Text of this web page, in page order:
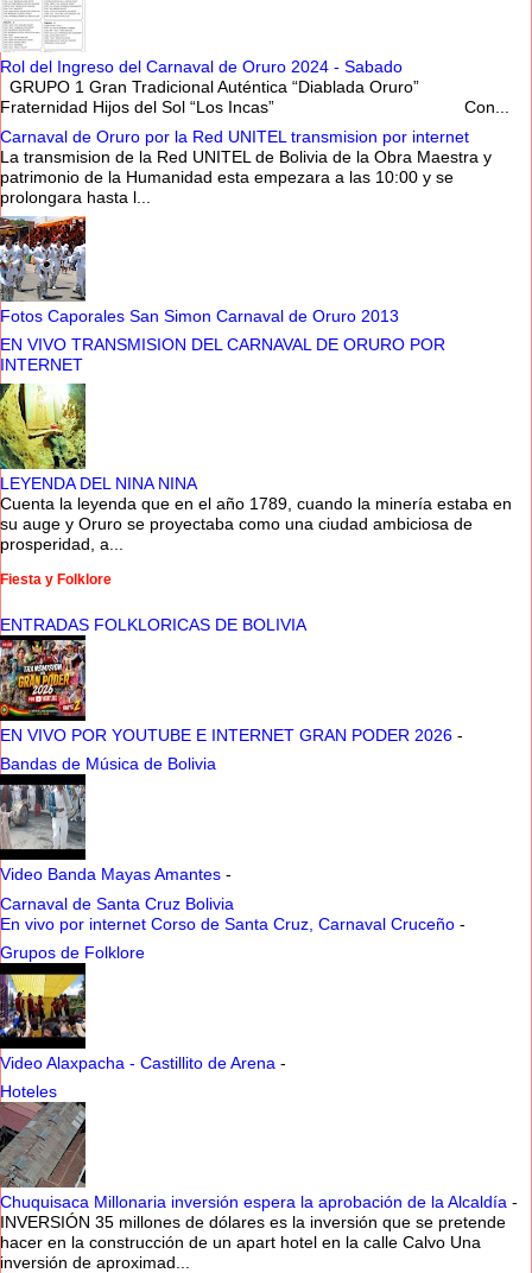
Rol del Ingreso del Carnaval de Oruro 2024 - Sabado
GRUPO 1 Gran Tradicional Auténtica “Diablada Oruro”
Fraternidad Hijos del Sol “Los Incas” Con...
Carnaval de Oruro por la Red UNITEL transmision por internet
La transmision de la Red UNITEL de Bolivia de la Obra Maestra y
patrimonio de la Humanidad esta empezara a las 10:00 y se
prolongara hasta l...
Fotos Caporales San Simon Carnaval de Oruro 2013
EN VIVO TRANSMISION DEL CARNAVAL DE ORURO POR
INTERNET
LEYENDA DEL NINA NINA
Cuenta la leyenda que en el año 1789, cuando la minería estaba en
su auge y Oruro se proyectaba como una ciudad ambiciosa de
prosperidad, a...
Fiesta y Folklore
ENTRADAS FOLKLORICAS DE BOLIVIA
EN VIVO POR YOUTUBE E INTERNET GRAN PODER 2026 -
Bandas de Música de Bolivia
Video Banda Mayas Amantes -
Carnaval de Santa Cruz Bolivia
En vivo por internet Corso de Santa Cruz, Carnaval Cruceño -
Grupos de Folklore
Video Alaxpacha - Castillito de Arena -
Hoteles
Chuquisaca Millonaria inversión espera la aprobación de la Alcaldía -
INVERSIÓN 35 millones de dólares es la inversión que se pretende
hacer en la construcción de un apart hotel en la calle Calvo Una
inversión de aproximad...